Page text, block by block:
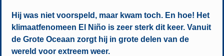
Hij was niet voorspeld, maar kwam toch. En hoe! Het
klimaatfenomeen El Niño is zeer sterk dit keer. Vanuit
de Grote Oceaan zorgt hij in grote delen van de
wereld voor extreem weer.